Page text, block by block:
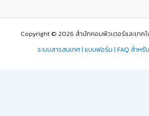
Copyright © 2026 สำนักคอมพิวเตอร์และเทค
ระบบสารสนเทศ | แบบฟอร์ม | FAQ สำหรั